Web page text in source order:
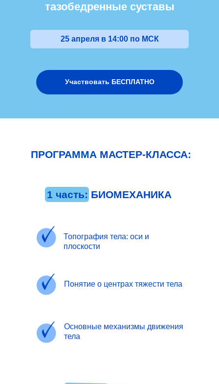
25 апреля в 14:00 по МСК
Участвовать БЕСПЛАТНО
тазобедренные суставы
ПРОГРАММА МАСТЕР-КЛАССА:
Понятие о центрах тяжести тела
Основные механизмы движения
тела
1 часть: БИОМЕХАНИКА
Топография тела: оси и
плоскости